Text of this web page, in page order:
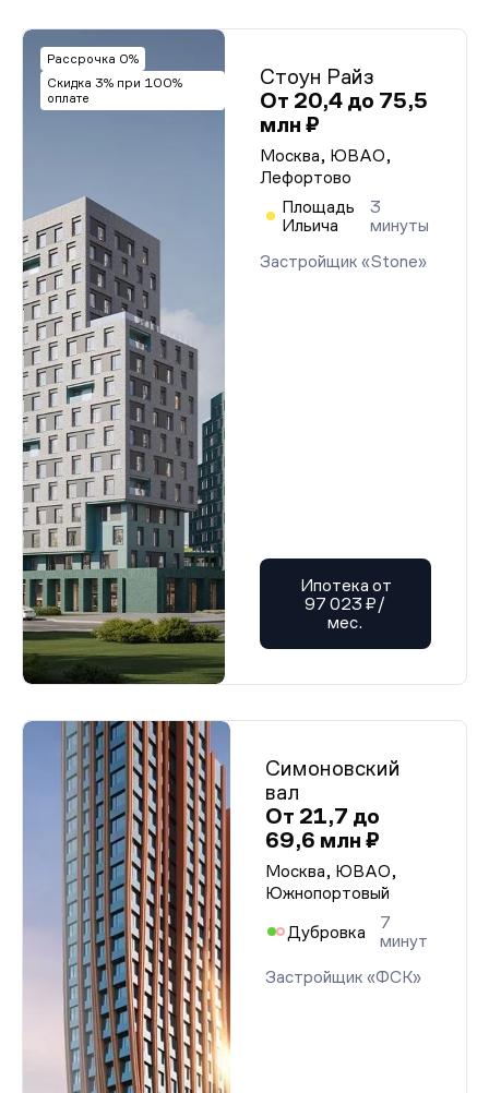
Рассрочка 0%
Скидка 3% при 100%
оплате
Стоун Райз
От 20,4 до 75,5
млн ₽
Москва, ЮВАО,
Лефортово
Площадь
Ильича
3
минуты
Застройщик «Stone»
Ипотека от
97 023 ₽/
мес.
Симоновский
вал
От 21,7 до
69,6 млн ₽
Москва, ЮВАО,
Южнопортовый
Дубровка
7
минут
Застройщик «ФСК»